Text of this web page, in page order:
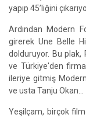
yapıp 45’liğini
Ardından Modern
girerek Une Belle
dolduruyor. Bu plak,
ve Türkiye'den
ileriye gitmiş
ve usta Tanju Okan...
Yeşilçam, birçok